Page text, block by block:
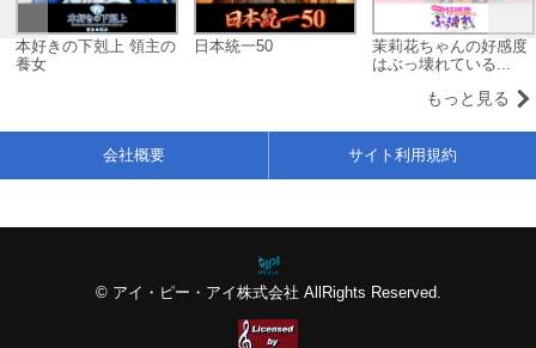
本好きの下剋上 領主の
養女
日本統一50
茉莉花ちゃんの好感度
はぶっ壊れている...
もっと見る
© アイ・ピー・アイ株式会社 AllRights Reserved.
会社概要 サイト利用規約